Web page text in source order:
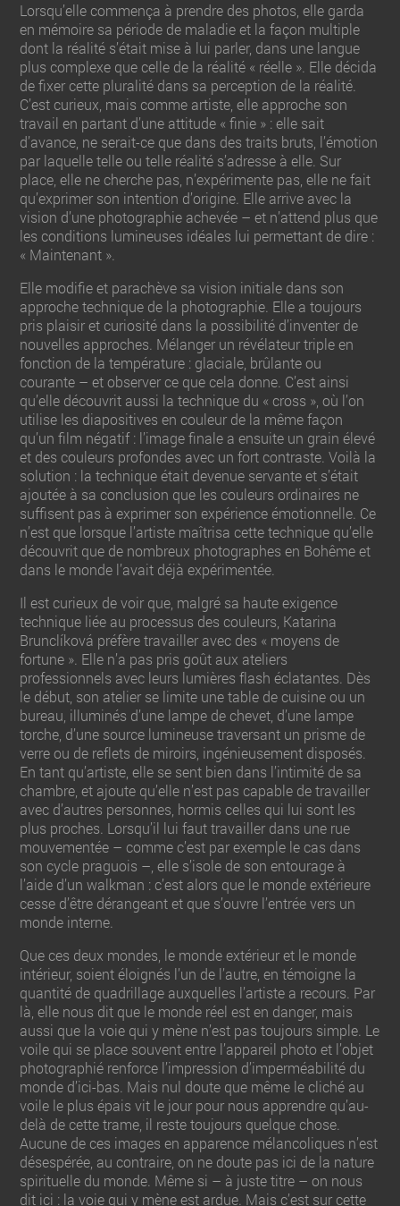
Lorsqu’elle commença à prendre des photos, elle garda
en mémoire sa période de maladie et la façon multiple
dont la réalité s’était mise à lui parler, dans une langue
plus complexe que celle de la réalité « réelle ». Elle décida
de fixer cette pluralité dans sa perception de la réalité.
C’est curieux, mais comme artiste, elle approche son
travail en partant d’une attitude « finie » : elle sait
d’avance, ne serait-ce que dans des traits bruts, l’émotion
par laquelle telle ou telle réalité s’adresse à elle. Sur
place, elle ne cherche pas, n’expérimente pas, elle ne fait
qu’exprimer son intention d’origine. Elle arrive avec la
vision d’une photographie achevée – et n’attend plus que
les conditions lumineuses idéales lui permettant de dire :
« Maintenant ».
Elle modifie et parachève sa vision initiale dans son
approche technique de la photographie. Elle a toujours
pris plaisir et curiosité dans la possibilité d’inventer de
nouvelles approches. Mélanger un révélateur triple en
fonction de la température : glaciale, brûlante ou
courante – et observer ce que cela donne. C’est ainsi
qu’elle découvrit aussi la technique du « cross », où l’on
utilise les diapositives en couleur de la même façon
qu’un film négatif : l’image finale a ensuite un grain élevé
et des couleurs profondes avec un fort contraste. Voilà la
solution : la technique était devenue servante et s’était
ajoutée à sa conclusion que les couleurs ordinaires ne
suffisent pas à exprimer son expérience émotionnelle. Ce
n’est que lorsque l’artiste maîtrisa cette technique qu’elle
découvrit que de nombreux photographes en Bohême et
dans le monde l’avait déjà expérimentée.
Il est curieux de voir que, malgré sa haute exigence
technique liée au processus des couleurs, Katarina
Brunclíková préfère travailler avec des « moyens de
fortune ». Elle n’a pas pris goût aux ateliers
professionnels avec leurs lumières flash éclatantes. Dès
le début, son atelier se limite une table de cuisine ou un
bureau, illuminés d’une lampe de chevet, d’une lampe
torche, d’une source lumineuse traversant un prisme de
verre ou de reflets de miroirs, ingénieusement disposés.
En tant qu’artiste, elle se sent bien dans l’intimité de sa
chambre, et ajoute qu’elle n’est pas capable de travailler
avec d’autres personnes, hormis celles qui lui sont les
plus proches. Lorsqu’il lui faut travailler dans une rue
mouvementée – comme c’est par exemple le cas dans
son cycle praguois –, elle s’isole de son entourage à
l’aide d’un walkman : c’est alors que le monde extérieure
cesse d’être dérangeant et que s’ouvre l’entrée vers un
monde interne.
Que ces deux mondes, le monde extérieur et le monde
intérieur, soient éloignés l’un de l’autre, en témoigne la
quantité de quadrillage auxquelles l’artiste a recours. Par
là, elle nous dit que le monde réel est en danger, mais
aussi que la voie qui y mène n’est pas toujours simple. Le
voile qui se place souvent entre l’appareil photo et l’objet
photographié renforce l’impression d’imperméabilité du
monde d’ici-bas. Mais nul doute que même le cliché au
voile le plus épais vit le jour pour nous apprendre qu’au-
delà de cette trame, il reste toujours quelque chose.
Aucune de ces images en apparence mélancoliques n’est
désespérée, au contraire, on ne doute pas ici de la nature
spirituelle du monde. Même si – à juste titre – on nous
dit ici : la voie qui y mène est ardue. Mais c’est sur cette